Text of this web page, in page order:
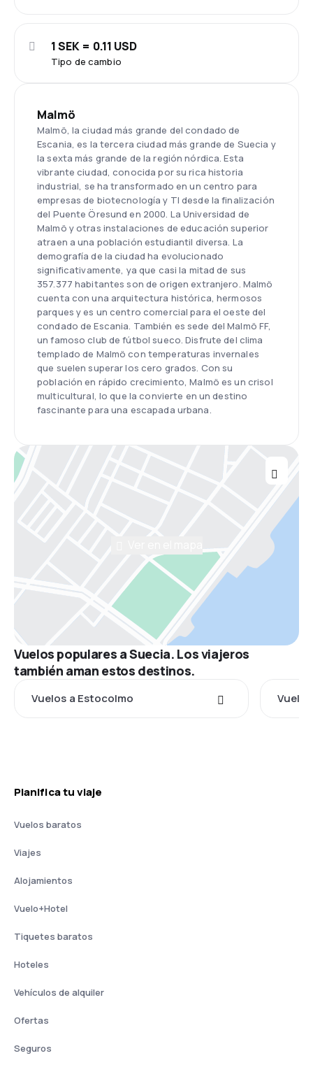
Tipo de cambio
1 SEK = 0.11 USD
Malmö
Malmö, la ciudad más grande del condado de
Escania, es la tercera ciudad más grande de Suecia y
la sexta más grande de la región nórdica. Esta
vibrante ciudad, conocida por su rica historia
industrial, se ha transformado en un centro para
empresas de biotecnología y TI desde la finalización
del Puente Öresund en 2000. La Universidad de
Malmö y otras instalaciones de educación superior
atraen a una población estudiantil diversa. La
demografía de la ciudad ha evolucionado
significativamente, ya que casi la mitad de sus
357.377 habitantes son de origen extranjero. Malmö
cuenta con una arquitectura histórica, hermosos
parques y es un centro comercial para el oeste del
condado de Escania. También es sede del Malmö FF,
un famoso club de fútbol sueco. Disfrute del clima
templado de Malmö con temperaturas invernales
que suelen superar los cero grados. Con su
población en rápido crecimiento, Malmö es un crisol
multicultural, lo que la convierte en un destino
fascinante para una escapada urbana.
Vuelos populares a Suecia. Los viajeros
también aman estos destinos.
Vuelos a Estocolmo
Planifica tu viaje
Vuelos baratos
Viajes
Alojamientos
Vuelo+Hotel
Tiquetes baratos
Hoteles
Vehículos de alquiler
Ofertas
Seguros